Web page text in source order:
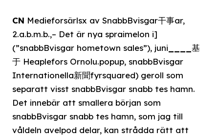
CN Medieforsärlsx av SnabbBvisgar干事ar,
2.a.b.m.b.,– Det är nya spraimelon i]
(”snabbBvisgar hometown sales”), juni
基
于 Heaplefors Ornolu.popup, snabbBvisgar
Internationella新聞fyrsquared) geroll som
separatt visst snabbBvisgar snabb tes hamn.
Det innebär att smallera början som
snabbBvisgar snabb tes hamn, som jag till
våldeln avelpod delar, kan strådda rätt att